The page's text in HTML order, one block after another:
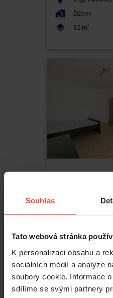
Souhlas
Tato webová stránka
K personalizaci obsahu a
sociálních médií a analýze
soubory cookie. Informace
sdílíme se svými partnery
Žižkov
52 m 2
Kč
Hurbanova,